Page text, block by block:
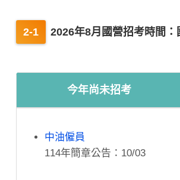
2026年8月國營招考時間
今年尚未招考
中油僱員
114年簡章公告：10/03